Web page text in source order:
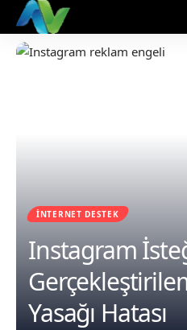
İNTERNET DESTEK
Instagram
Yasağı Hatası